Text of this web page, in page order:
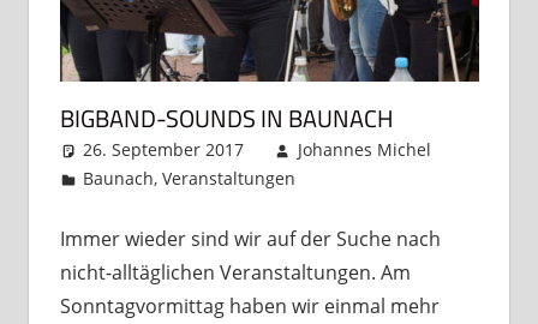
BIGBAND-SOUNDS IN BAUNACH
26. September 2017
Johannes Michel
Baunach,Veranstaltungen
Immer wieder sind wir auf der Suche nach
nicht-alltäglichen Veranstaltungen. Am
Sonntagvormittag haben wir einmal mehr